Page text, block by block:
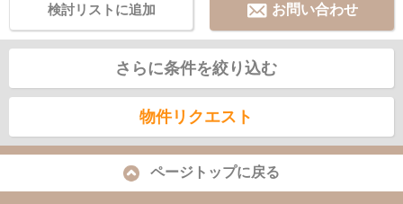
お問い合わせ
検討リストに追加
さらに条件を絞り込む
物件リクエスト
ページトップに戻る